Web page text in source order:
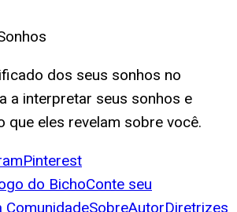
dos seus sonhos no
a interpretar seus sonhos e
que eles revelam sobre você.
Pinterest
do BichoConte seu
ComunidadeSobreAutorDiretrizes